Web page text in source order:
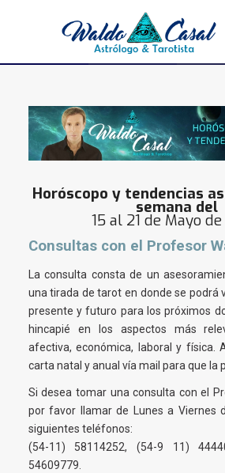
Horóscopo y tendencias
semana del
15 al 21 de Mayo
Consultas con el Profesor
La consulta consta de un
una tirada de tarot en donde se podrá
presente y futuro para los próximos
hincapié en los aspectos más
afectiva, económica, laboral y física.
carta natal y anual vía mail para que la
Si desea tomar una consulta con el
por favor llamar de Lunes a Viernes
siguientes teléfonos:
(54-11) 58114252, (54-9 11)
54609779.